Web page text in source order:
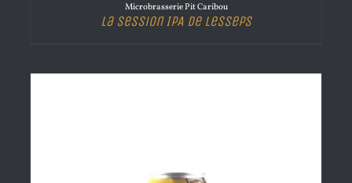
Microbrasserie Pit Caribou
La Session IPA de Lesseps